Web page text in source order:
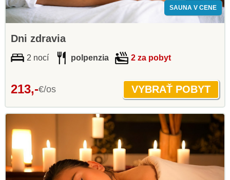
SAUNA V CENE
Dni zdravia
2 nocí polpenzia 2 za pobyt
213,-€/os